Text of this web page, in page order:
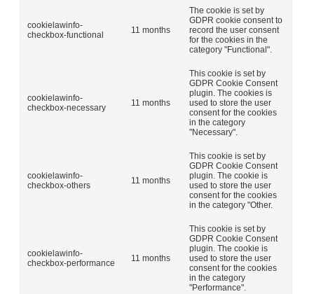
cookielawinfo-
checkbox-functional
11 months
The cookie is set by
GDPR cookie consent to
record the user consent
for the cookies in the
category "Functional".
cookielawinfo-
checkbox-necessary
11 months
This cookie is set by
GDPR Cookie Consent
plugin. The cookies is
used to store the user
consent for the cookies
in the category
"Necessary".
cookielawinfo-
checkbox-others
11 months
This cookie is set by
GDPR Cookie Consent
plugin. The cookie is
used to store the user
consent for the cookies
in the category "Other.
cookielawinfo-
checkbox-performance
11 months
This cookie is set by
GDPR Cookie Consent
plugin. The cookie is
used to store the user
consent for the cookies
in the category
"Performance".